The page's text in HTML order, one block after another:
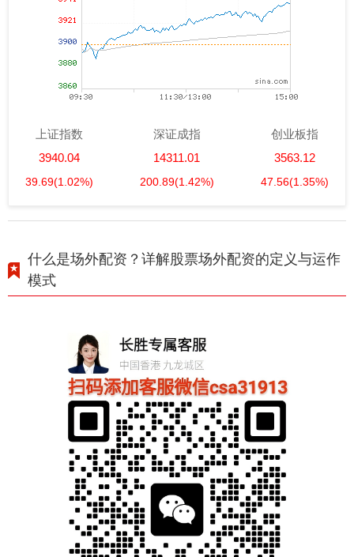
上证指数
3940.04
39.69(1.02%)
深证成指
14311.01
200.89(1.42%)
创业板指
3563.12
47.56(1.35%)
什么是场外配资？详解股票场外配资的定义与运作
模式